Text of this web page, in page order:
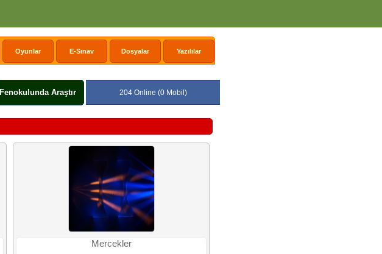
Oyunlar E-Sınav Dosyalar Yazılılar
Fenokulunda Araştır 204 Online (0 Mobil)
Mercekler